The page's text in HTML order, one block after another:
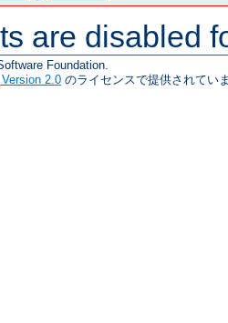
are disabled
Foundation.
2.0 のライセンスで提供されてい